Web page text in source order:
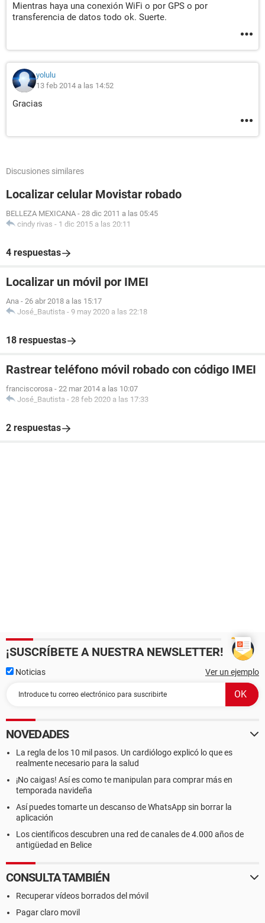
Mientras haya una conexión WiFi o por GPS o por
transferencia de datos todo ok. Suerte.
yolulu
13 feb 2014 a las 14:52
Gracias
Discusiones similares
Localizar celular Movistar robado
BELLEZA MEXICANA - 28 dic 2011 a las 05:45
cindy rivas - 1 dic 2015 a las 20:11
4 respuestas
Localizar un móvil por IMEI
Ana - 26 abr 2018 a las 15:17
José_Bautista - 9 may 2020 a las 22:18
18 respuestas
Rastrear teléfono móvil robado con código IMEI
franciscorosa - 22 mar 2014 a las 10:07
José_Bautista - 28 feb 2020 a las 17:33
2 respuestas
¡SUSCRÍBETE A NUESTRA NEWSLETTER!
Noticias Ver un ejemplo
NOVEDADES
La regla de los 10 mil pasos. Un cardiólogo explicó lo que es
realmente necesario para la salud
¡No caigas! Así es como te manipulan para comprar más en
temporada navideña
Así puedes tomarte un descanso de WhatsApp sin borrar la
aplicación
Los científicos descubren una red de canales de 4.000 años de
antigüedad en Belice
CONSULTA TAMBIÉN
Recuperar vídeos borrados del móvil
Pagar claro movil